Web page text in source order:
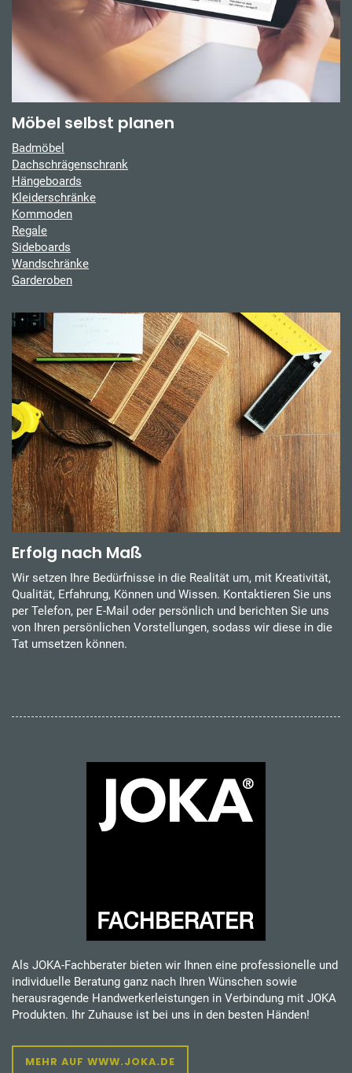
Möbel selbst planen
Badmöbel
Dachschrägenschrank
Hängeboards
Kleiderschränke
Kommoden
Regale
Sideboards
Wandschränke
Garderoben
Erfolg nach Maß
Wir setzen Ihre Bedürfnisse in die Realität um, mit Kreativität,
Qualität, Erfahrung, Können und Wissen. Kontaktieren Sie uns
per Telefon, per E-Mail oder persönlich und berichten Sie uns
von Ihren persönlichen Vorstellungen, sodass wir diese in die
Tat umsetzen können.
Als JOKA-Fachberater bieten wir Ihnen eine professionelle und
individuelle Beratung ganz nach Ihren Wünschen sowie
herausragende Handwerkerleistungen in Verbindung mit JOKA
Produkten. Ihr Zuhause ist bei uns in den besten Händen!
MEHR AUF WWW.JOKA.DE